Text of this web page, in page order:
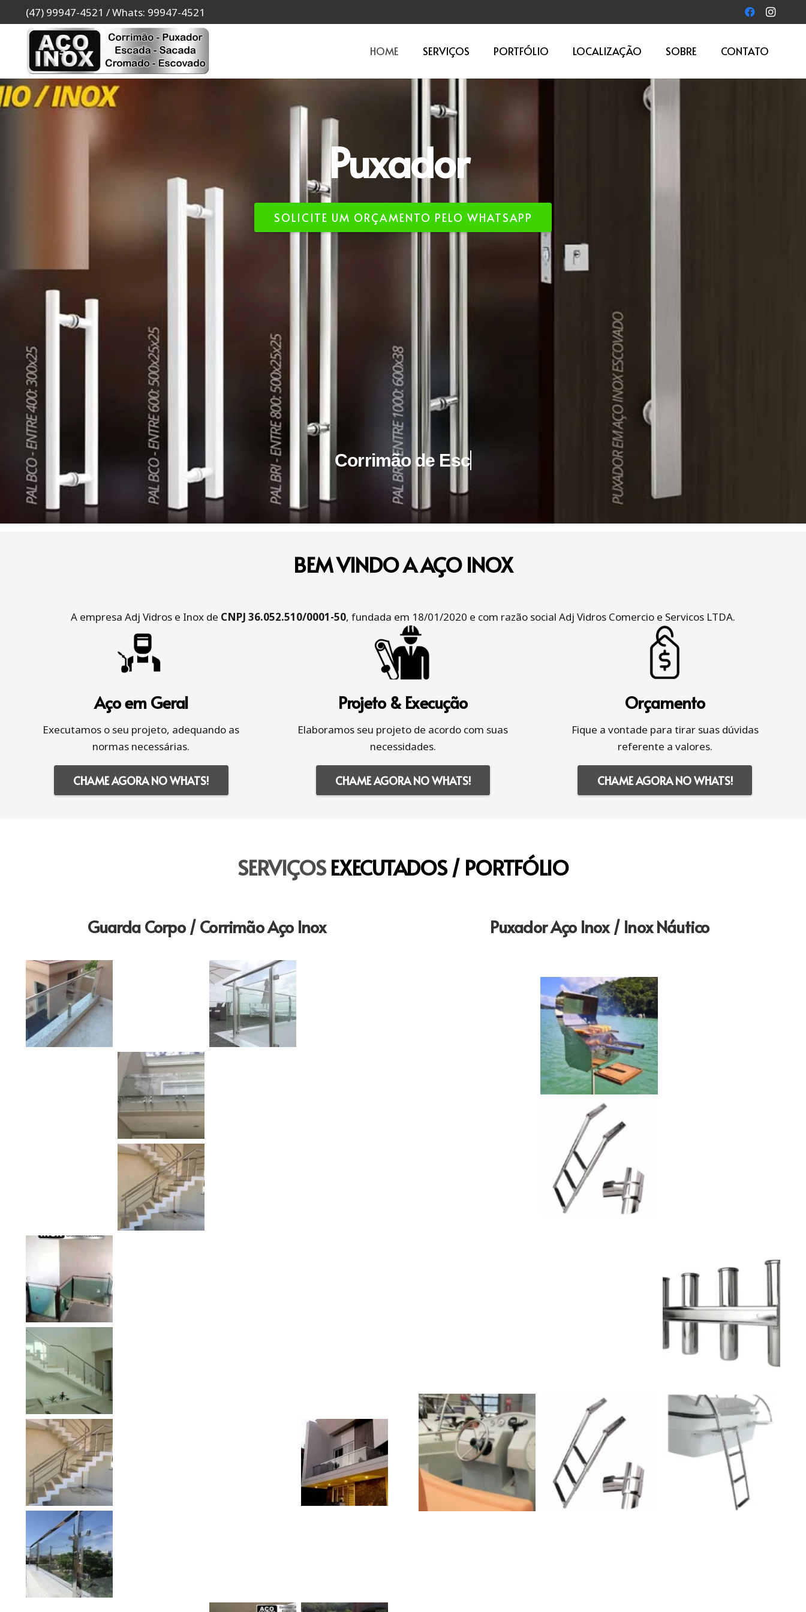
(47) 99947-4521 / Whats: 99947-4521
HOME SERVIÇOS PORTFÓLIO LOCALIZAÇÃO SOBRE CONTATO
Aço
SOLICITE UM ORÇAMENTO PELO WHATSAPP
Corrimão de Escada
BEM VINDO A AÇO INOX
A empresa Adj Vidros e Inox de CNPJ 36.052.510/0001-50, fundada em 18/01/2020 e com razão social Adj Vidros Comercio e Servicos LTDA.
Aço em Geral
Executamos o seu projeto, adequando as
normas necessárias.
CHAME AGORA NO WHATS!
Projeto & Execução
Elaboramos seu projeto de acordo com suas
necessidades.
CHAME AGORA NO WHATS!
Orçamento
Fique a vontade para tirar suas dúvidas
referente a valores.
CHAME AGORA NO WHATS!
SERVIÇOSEXECUTADOS / PORTFÓLIO
Guarda Corpo / Corrimão Aço Inox Puxador Aço Inox / Inox Náutico